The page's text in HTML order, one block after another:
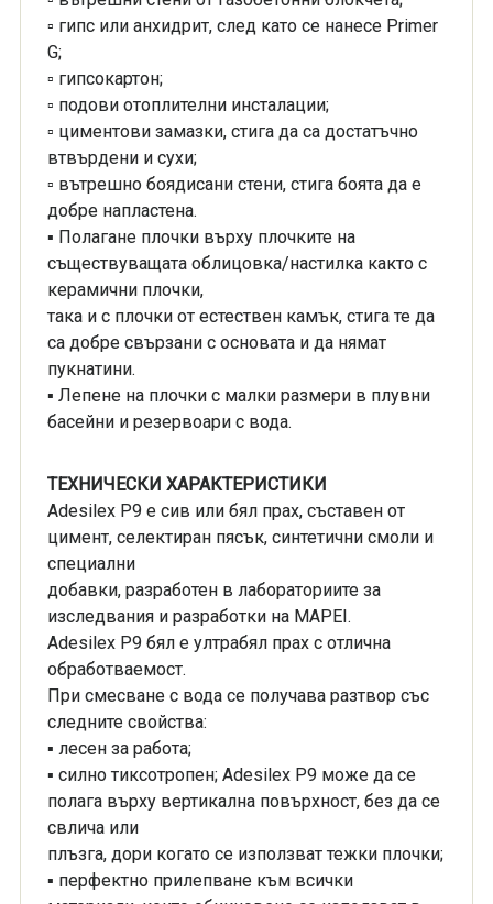
▫ гипс или анхидрит, след като се нанесе Primer
G;
▫ гипсокартон;
▫ подови отоплителни инсталации;
▫ циментови замазки, стига да са достатъчно
втвърдени и сухи;
▫ вътрешно боядисани стени, стига боята да е
добре напластена.
▪ Полагане плочки върху плочките на
съществуващата облицовка/настилка както с
керамични плочки,
така и с плочки от естествен камък, стига те да
са добре свързани с основата и да нямат
пукнатини.
▪ Лепене на плочки с малки размери в плувни
басейни и резервоари с вода.
ТЕХНИЧЕСКИ ХАРАКТЕРИСТИКИ
Adesilex P9 е сив или бял прах, съставен от
цимент, селектиран пясък, синтетични смоли и
специални
добавки, разработен в лабораториите за
изследвания и разработки на MAPEI.
Adesilex P9 бял е ултрабял прах с отлична
обработваемост.
При смесване с вода се получава разтвор със
следните свойства:
▪ лесен за работа;
▪ силно тиксотропен; Adesilex P9 може да се
полага върху вертикална повърхност, без да се
свлича или
плъзга, дори когато се използват тежки плочки;
▪ перфектно прилепване към всички